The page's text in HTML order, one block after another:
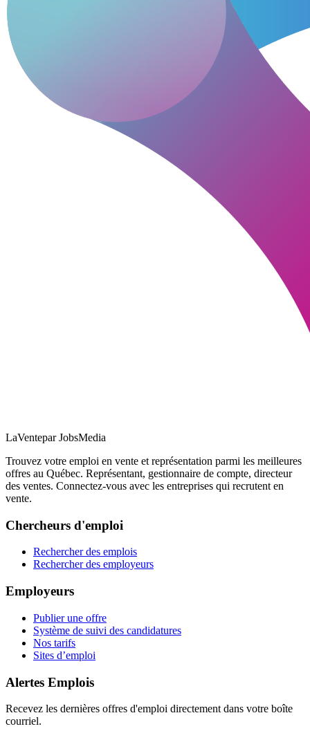
LaVentepar JobsMedia
Trouvez votre emploi en vente et représentation parmi les meilleures
offres au Québec. Représentant, gestionnaire de compte, directeur
des ventes. Connectez-vous avec les entreprises qui recrutent en
vente.
Chercheurs d'emploi
Rechercher des emplois
Rechercher des employeurs
Employeurs
Publier une offre
Système de suivi des candidatures
Nos tarifs
Sites d’emploi
Alertes Emplois
Recevez les dernières offres d'emploi directement dans votre boîte
courriel.